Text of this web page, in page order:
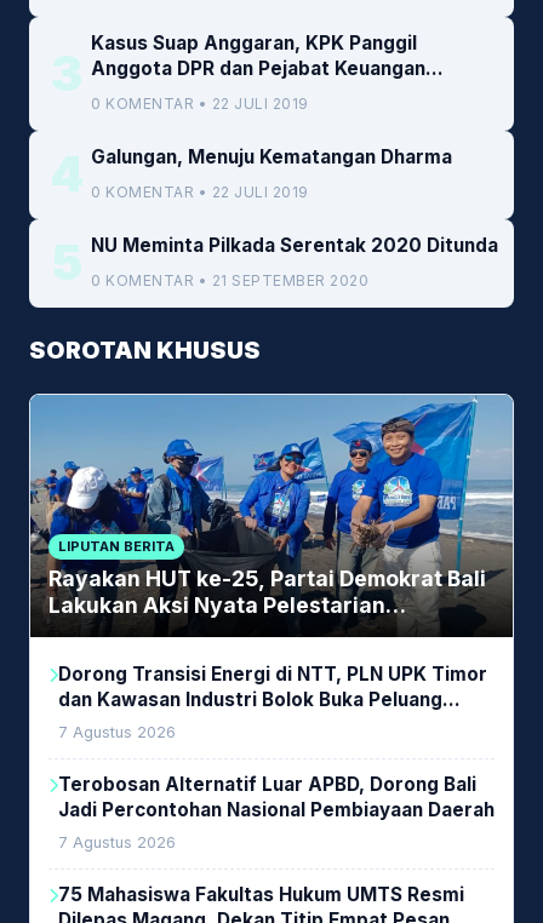
3
Kasus Suap Anggaran, KPK Panggil
Anggota DPR dan Pejabat Keuangan
Kemenkeu
0 KOMENTAR • 22 JULI 2019
4 Galungan, Menuju Kematangan Dharma
0 KOMENTAR • 22 JULI 2019
5 NU Meminta Pilkada Serentak 2020 Ditunda
0 KOMENTAR • 21 SEPTEMBER 2020
SOROTAN KHUSUS
LIPUTAN BERITA
Rayakan HUT ke-25, Partai Demokrat Bali
Lakukan Aksi Nyata Pelestarian
Lingkungan
Dorong Transisi Energi di NTT, PLN UPK Timor
dan Kawasan Industri Bolok Buka Peluang
Investasi Woodchip untuk Cofiring PLTU Bolok
7 Agustus 2026
Terobosan Alternatif Luar APBD, Dorong Bali
Jadi Percontohan Nasional Pembiayaan Daerah
7 Agustus 2026
75 Mahasiswa Fakultas Hukum UMTS Resmi